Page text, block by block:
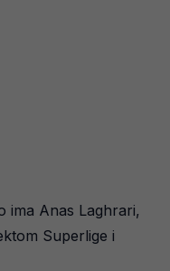
ima Anas Laghrari,
Superlige i